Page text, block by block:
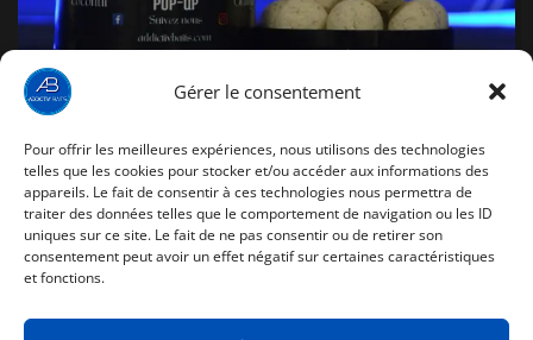
Gérer le consentement
Pour offrir les meilleures expériences, nous utilisons des technologies
telles que les cookies pour stocker et/ou accéder aux informations des
appareils. Le fait de consentir à ces technologies nous permettra de
traiter des données telles que le comportement de navigation ou les ID
uniques sur ce site. Le fait de ne pas consentir ou de retirer son
consentement peut avoir un effet négatif sur certaines caractéristiques
et fonctions.
Pop Up Super Coconut
8,99€
PRODUIT